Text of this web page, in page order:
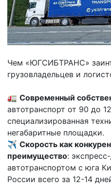
Чем «ЮГСИБТРАНС»
грузовладельцев и
🚛 Современный
автотранспорт от 90 до
специализированная
негабаритные площадки.
✈️ Скорость как
преимущество:
автотранспортом с юга
России всего за 12-14